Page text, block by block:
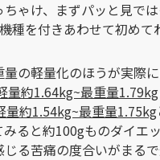
ゃけ、まずパッと見で
種を付きあわせて初めて
の軽量化のほうが実際に
量約1.64kg~最重量1.79kg
量約1.54kg~最重量1.75kg
ると約100gものダイエ
る苦痛の度合いがまるで